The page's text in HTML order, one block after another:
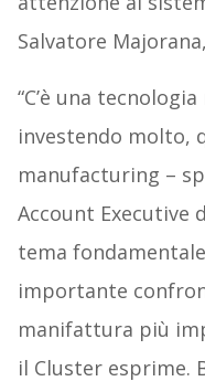
Salvatore
“C’è una
investendo molto,
manufacturing –
Account Executive
tema
importante
manifattura più
il Cluster esprime.